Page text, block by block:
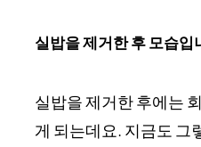
실밥을 제거한 후 모습입
실밥을 제거한 후에는
게 되는데요. 지금도 그